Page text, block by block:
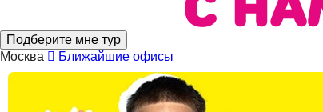
Подберите мне тур
Москва
Ближайшие офисы